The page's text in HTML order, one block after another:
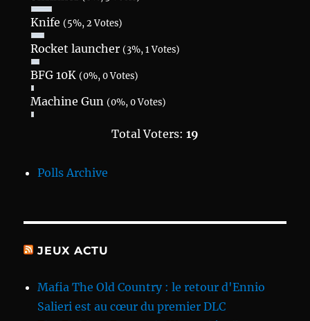
Knife(5%, 2 Votes)
Rocket launcher(3%, 1 Votes)
BFG 10K(0%, 0 Votes)
Machine Gun(0%, 0 Votes)
Total Voters: 19
Polls Archive
JEUX ACTU
Mafia The Old Country : le retour d'Ennio
Salieri est au cœur du premier DLC